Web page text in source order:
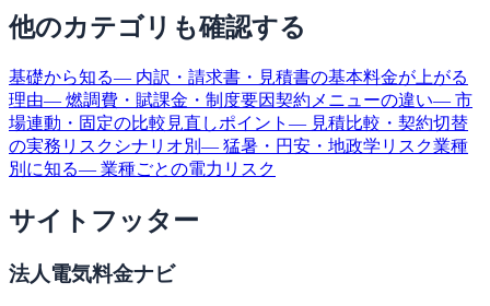
他のカテゴリも確認する
基礎から知る— 内訳・請求書・見積書の基本料金が上がる
理由— 燃調費・賦課金・制度要因契約メニューの違い— 市
場連動・固定の比較 見直しポイント — 見積比較・契約切替
の実務 リスクシナリオ別 — 猛暑・円安・地政学リスク業種
別に知る— 業種ごとの電力リスク
サイトフッター
法人電気料金ナビ